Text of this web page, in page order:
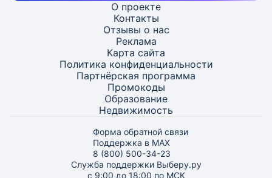
О проекте
Контакты
Отзывы о нас
Реклама
Карта сайта
Политика конфиденциальности
Партнёрская программа
Промокоды
Образование
Недвижимость
Форма обратной связи
Поддержка в MAX
8 (800) 500-34-23
Служба поддержки Выберу.ру
с 9:00 до 18:00 по МСК